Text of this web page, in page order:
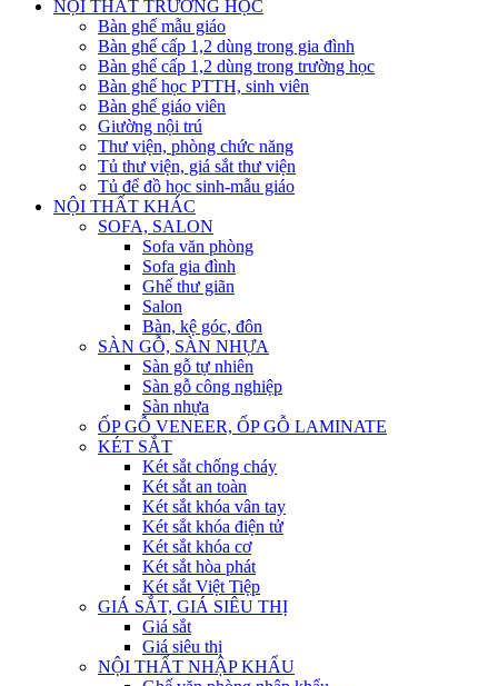
NỘI THẤT TRƯỜNG HỌC
Bàn ghế mẫu giáo
Bàn ghế cấp 1,2 dùng trong gia đình
Bàn ghế cấp 1,2 dùng trong trường học
Bàn ghế học PTTH, sinh viên
Bàn ghế giáo viên
Giường nội trú
Thư viện, phòng chức năng
Tủ thư viện, giá sắt thư viện
Tủ để đồ học sinh-mẫu giáo
NỘI THẤT KHÁC
SOFA, SALON
Sofa văn phòng
Sofa gia đình
Ghế thư giãn
Salon
Bàn, kệ góc, đôn
SÀN GỖ, SÀN NHỰA
Sàn gỗ tự nhiên
Sàn gỗ công nghiệp
Sàn nhựa
ỐP GỖ VENEER, ỐP GỖ LAMINATE
KÉT SẮT
Két sắt chống cháy
Két sắt an toàn
Két sắt khóa vân tay
Két sắt khóa điện tử
Két sắt khóa cơ
Két sắt hòa phát
Két sắt Việt Tiệp
GIÁ SẮT, GIÁ SIÊU THỊ
Giá sắt
Giá siêu thị
NỘI THẤT NHẬP KHẨU